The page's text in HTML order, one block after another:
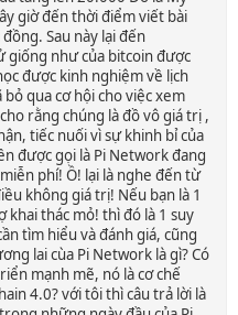
giờ đến thời điểm viết bài
Sau này lại đến
giống như của bitcoin được
được kinh nghiệm về lịch
qua cơ hội cho việc xem
rằng chúng là đồ vô giá trị ,
tiếc nuối vì sự khinh bỉ của
được gọi là Pi Network đang
phí! Ồ! lại là nghe đến từ
không giá trị! Nếu bạn là 1
khai thác mỏ! thì đó là 1 suy
tìm hiểu và đánh giá, cũng
lai cùa Pi Network là gì? Có
mạnh mẽ, nó là cơ chế
4.0? với tôi thì câu trả lời là